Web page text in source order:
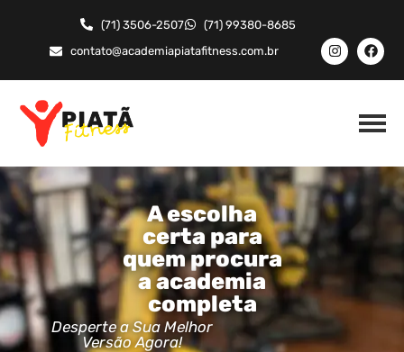
(71) 3506-2507
(71) 99380-8685
contato@academiapiatafitness.com.br
A escolha
certa para
quem procura
a academia
completa
Desperte a Sua Melhor
Versão Agora!